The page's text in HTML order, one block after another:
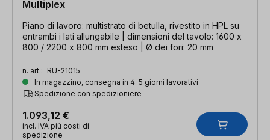
Multiplex
Piano di lavoro: multistrato di betulla, rivestito in HPL su
entrambi i lati allungabile | dimensioni del tavolo: 1600 x
800 / 2200 x 800 mm esteso | Ø dei fori: 20 mm
n. art.: RU-21015
In magazzino, consegna in 4-5 giorni lavorativi
Spedizione con spedizioniere
1.093,12 €
incl. IVA più costi di
spedizione